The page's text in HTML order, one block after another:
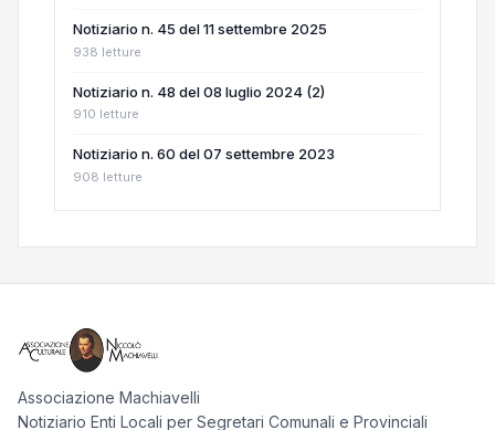
Notiziario n. 45 del 11 settembre 2025
938 letture
Notiziario n. 48 del 08 luglio 2024 (2)
910 letture
Notiziario n. 60 del 07 settembre 2023
908 letture
Associazione Machiavelli
Notiziario Enti Locali per Segretari Comunali e Provinciali